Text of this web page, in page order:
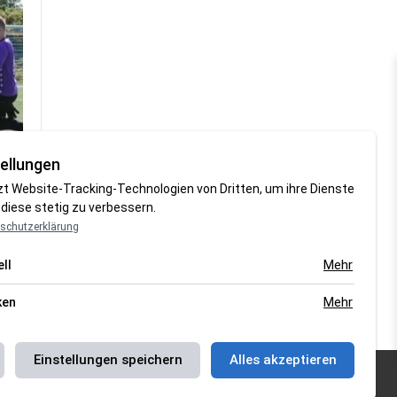
|Magazin Saison 2018/2019|Magazin Saison
Website-Tracking-Technologien von Dritten, um ihre Dienste
stetig zu verbessern.
Mehr
Mehr
Einstellungen speichern Alles akzeptieren